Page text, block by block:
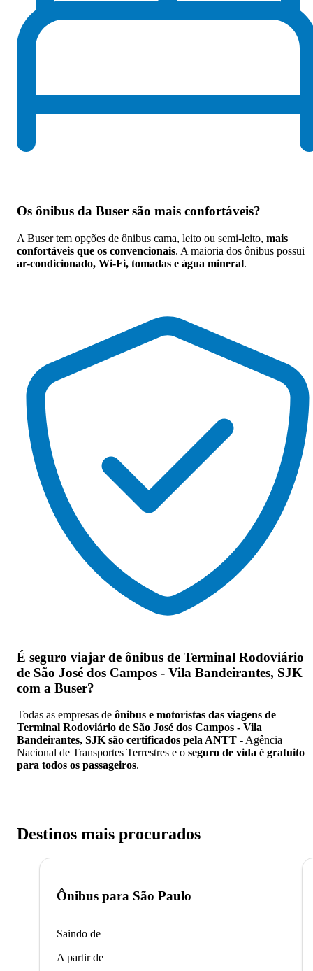
Os ônibus da Buser são mais confortáveis?
A Buser tem opções de ônibus cama, leito ou semi-leito, mais
confortáveis que os convencionais. A maioria dos ônibus possui
ar-condicionado, Wi-Fi, tomadas e água mineral.
É seguro viajar de ônibus de Terminal Rodoviário
de São José dos Campos - Vila Bandeirantes, SJK
com a Buser?
Todas as empresas de ônibus e motoristas das viagens de
Terminal Rodoviário de São José dos Campos - Vila
Bandeirantes, SJK são certificados pela ANTT - Agência
Nacional de Transportes Terrestres e o seguro de vida é gratuito
para todos os passageiros.
Destinos mais procurados
Ônibus para São Paulo
Saindo de
A partir de